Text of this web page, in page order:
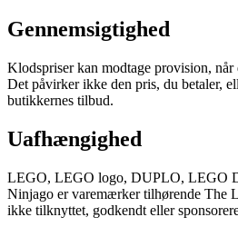
Gennemsigtighed
Klodspriser kan modtage provision,
Det påvirker ikke den pris, du betaler,
butikkernes tilbud.
Uafhængighed
LEGO, LEGO logo, DUPLO, LEGO
Ninjago er varemærker tilhørende The
ikke tilknyttet, godkendt eller